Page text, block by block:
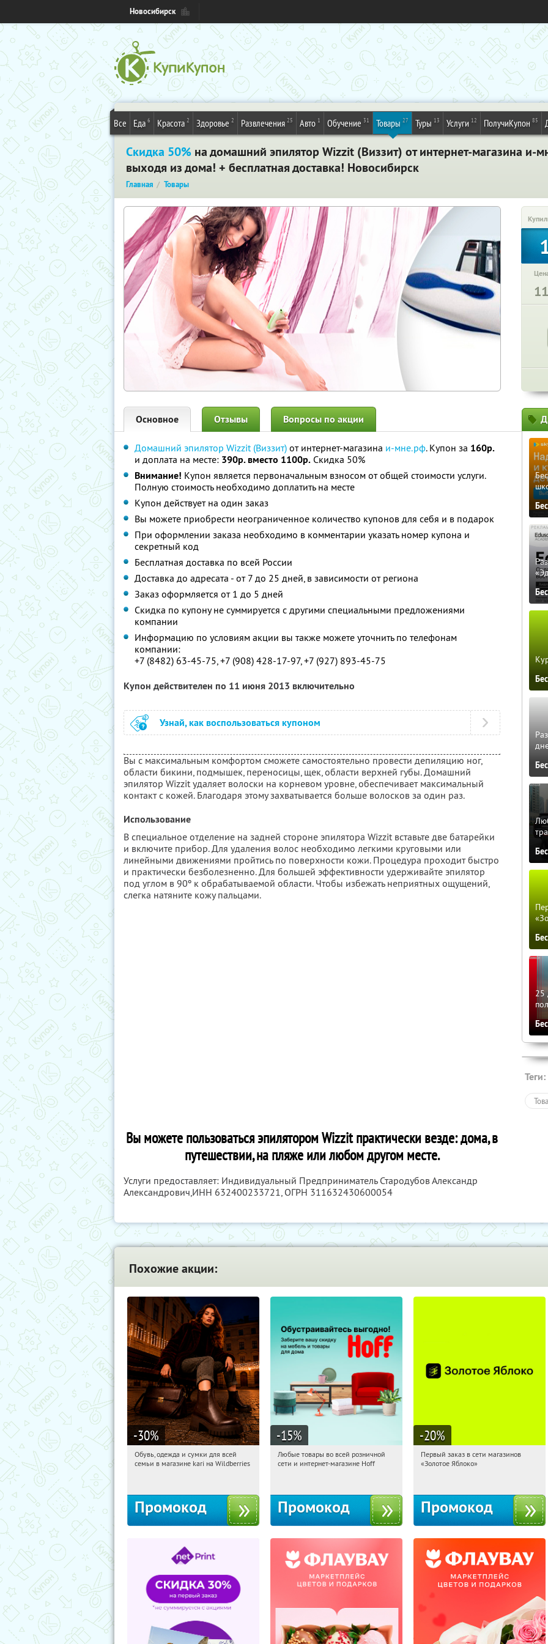
Новосибирск
Все Еда 6 Красота 2 Здоровье 2 Развлечения 25 Авто 1 Обучение 31 Товары 27 Туры 13 Услуги 12 ПолучиКупон 85
Скидка 50% на домашний эпилятор Wizzit (Виззит) от интернет-магазина и-
выходя из дома! + бесплатная доставка! Новосибирск
Главная Товары
Основное Отзывы Вопросы по акции
Домашний эпилятор Wizzit (Виззит) от интернет-магазина и-мне.рф. Купон за 160р.
и доплата на месте: 390р. вместо 1100р. Скидка 50%
Внимание! Купон является первоначальным взносом от общей стоимости услуги.
Полную стоимость необходимо доплатить на месте
Купон действует на один заказ
Вы можете приобрести неограниченное количество купонов для себя и в подарок
При оформлении заказа необходимо в комментарии указать номер купона и
секретный код
Бесплатная доставка по всей России
Доставка до адресата - от 7 до 25 дней, в зависимости от региона
Заказ оформляется от 1 до 5 дней
Скидка по купону не суммируется с другими специальными предложениями
компании
Информацию по условиям акции вы также можете уточнить по телефонам
компании:
+7 (8482) 63-45-75, +7 (908) 428-17-97, +7 (927) 893-45-75
Купон действителен по 11 июня 2013 включительно
Узнай, как воспользоваться купоном
Вы с максимальным комфортом сможете самостоятельно провести депиляцию ног,
области бикини, подмышек, переносицы, щек, области верхней губы. Домашний
эпилятор Wizzit удаляет волоски на корневом уровне, обеспечивает максимальный
контакт с кожей. Благодаря этому захватывается больше волосков за один раз.
Использование
В специальное отделение на задней стороне эпилятора Wizzit вставьте две батарейки
и включите прибор. Для удаления волос необходимо легкими круговыми или
линейными движениями пройтись по поверхности кожи. Процедура проходит быстро
и практически безболезненно. Для большей эффективности удерживайте эпилятор
под углом в 90º к обрабатываемой области. Чтобы избежать неприятных ощущений,
слегка натяните кожу пальцами.
Вы можете пользоваться эпилятором Wizzit практически везде: дома, в
путешествии, на пляже или любом другом месте.
Услуги предоставляет: Индивидуальный Предприниматель Стародубов Александр
Александрович,ИНН 632400233721, ОГРН 311632430600054
25
Теги:
Похожие акции:
-30%
18:24:39 Получили:
Обувь, одежда и сумки для всей
семьи в магазине kari на Wildberries
Промокод
-15%
18:24:39 Получили:
Любые товары во всей розничной
сети и интернет-магазине Hoff
Промокод
-20%
18:24:39
Получи первым!
Первый заказ в сети магазинов
«Золотое Яблоко»
Промокод